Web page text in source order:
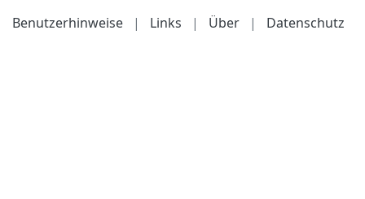
Benutzerhinweise
| Links | Über | Datenschutz